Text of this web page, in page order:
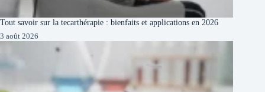
Tout savoir sur la tecarthérapie : bienfaits et applications en 2026
3 août 2026